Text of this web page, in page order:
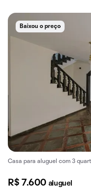
Baixou o preço
Casa para aluguel com 3
R$ 7.600 aluguel